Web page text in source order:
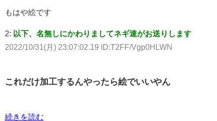
もはや絵です
2: 以下、名無しにかわりましてネギ速がお送りします
2022/10/31(月) 23:07:02.19 ID:T2FF/Vgp0HLWN
これだけ加工するんやったら絵でいいやん
続きを読む